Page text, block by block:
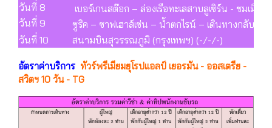
วันที่ 8
เบอร์เกนสต๊อก – ล่องเรือทะเลสาบลูเซิร์น - ชมเมื
วันที่ 9
ซูริค – ซาฟเฮาส์เซ่น – น้ำตกไรน์ – เดินทางกลับ
วันที่ 10
สนามบินสุวรรณภูมิ (กรุงเทพฯ) (-/-/-)
อัตราค่าบริการ ทัวร์พรีเมียมยุโรปแอลป์ เยอรมัน - ออสเตรีย -
สวิตฯ 10 วัน - TG